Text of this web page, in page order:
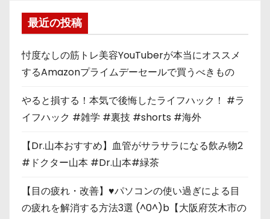
最近の投稿
忖度なしの筋トレ美容YouTuberが本当にオススメ
するAmazonプライムデーセールで買うべきもの
やると損する！本気で後悔したライフハック！ #ラ
イフハック #雑学 #裏技 #shorts #海外
【Dr.山本おすすめ】血管がサラサラになる飲み物2
#ドクター山本 #Dr.山本#緑茶
【目の疲れ・改善】♥パソコンの使い過ぎによる目
の疲れを解消する方法3選 (^0^)b【大阪府茨木市の